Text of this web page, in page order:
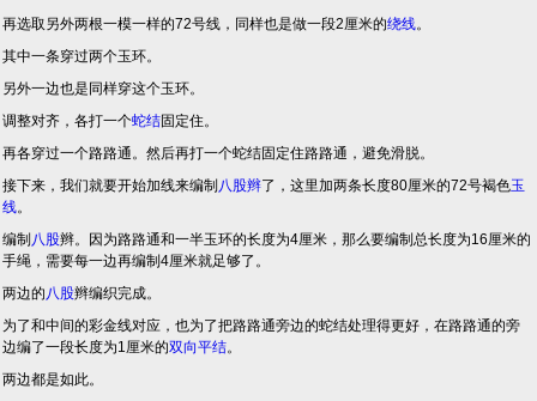
再选取另外两根一模一样的72号线，同样也是做一段2厘米的绕线。
其中一条穿过两个玉环。
另外一边也是同样穿这个玉环。
调整对齐，各打一个蛇结固定住。
再各穿过一个路路通。然后再打一个蛇结固定住路路通，避免滑脱。
接下来，我们就要开始加线来编制 八股辫了，这里加两条长度80厘米的72号褐色玉
线。
编制 八股辫。因为路路通和一半玉环的长度为4厘米，那么要编制总长度为16厘米的
手绳，需要每一边再编制4厘米就足够了。
两边的 八股辫编织完成。
为了和中间的彩金线对应，也为了把路路通旁边的蛇结处理得更好，在路路通的旁
边编了一段长度为1厘米的双向平结。
两边都是如此。